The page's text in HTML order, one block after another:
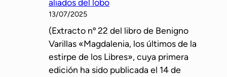
a
r
i
l
l
a
aliados del lobo
13/07/2025
(Extracto nº 22 del libro de Benigno
Varillas «Magdalenia, los últimos de la
estirpe de los Libres», cuya primera
edición ha sido publicada el 14 de